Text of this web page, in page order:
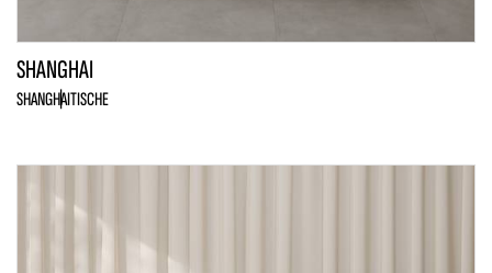
SHANGHAI
SHANGHAITISCHE